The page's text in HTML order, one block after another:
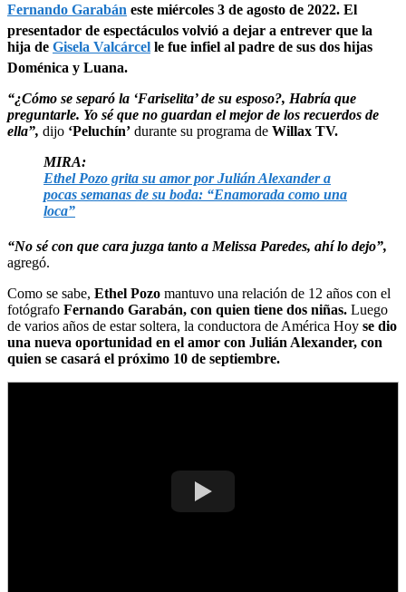
Fernando Garabán este miércoles 3 de agosto de 2022. El
presentador de espectáculos volvió a dejar a entrever que la
hija de Gisela Valcárcel le fue infiel al padre de sus dos hijas
Doménica y Luana.
“¿Cómo se separó la ‘Fariselita’ de su esposo?, Habría que
preguntarle. Yo sé que no guardan el mejor de los recuerdos de
ella”, dijo ‘Peluchín’ durante su programa de Willax TV.
MIRA:
Ethel Pozo grita su amor por Julián Alexander a
pocas semanas de su boda: “Enamorada como una
loca”
“No sé con que cara juzga tanto a Melissa Paredes, ahí lo dejo”,
agregó.
Como se sabe, Ethel Pozo mantuvo una relación de 12 años con el
fotógrafo Fernando Garabán, con quien tiene dos niñas. Luego
de varios años de estar soltera, la conductora de América Hoy se dio
una nueva oportunidad en el amor con Julián Alexander, con
quien se casará el próximo 10 de septiembre.